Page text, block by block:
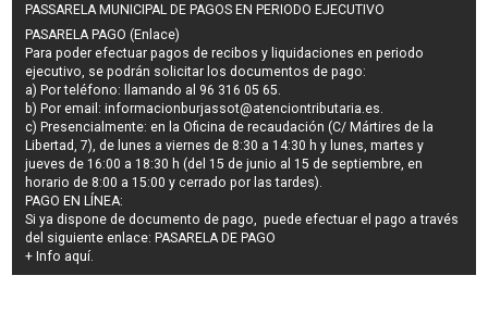
PASSARELA MUNICIPAL DE PAGOS EN PERIODO EJECUTIVO
PASARELA PAGO (Enlace)
Para poder efectuar pagos derecibos y liquidaciones en periodo
ejecutivo, se podrán solicitar los documentos de pago:
a) Por teléfono: llamando al 96 316 05 65.
b) Por email:informacionburjassot@atenciontributaria.es.
c) Presencialmente: en la Oficina de recaudación (C/ Mártires de la
Libertad, 7), de lunes a viernes de 8:30 a 14:30 h y lunes, martes y
jueves de 16:00 a 18:30 h (del 15 de junio al 15 de septiembre, en
horario de 8:00 a 15:00 y cerrado por las tardes).
PAGO EN LÍNEA:
Si ya dispone de documento de pago, puede efectuar el pago a través
del siguiente enlace: PASARELA DE PAGO
+ Info aquí.